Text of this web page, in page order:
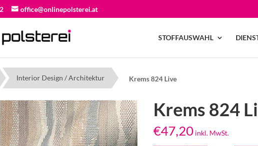
office@onlinepolsterei.at
STOFFAUSWAHL
Interior Design / Architektur Krems 824 Live
Krems 824
€47,20 inkl. MwSt.